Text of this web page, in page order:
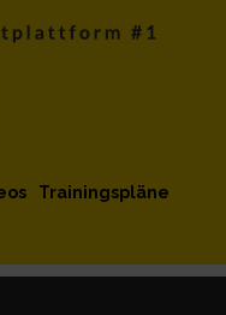
Trainingspläne